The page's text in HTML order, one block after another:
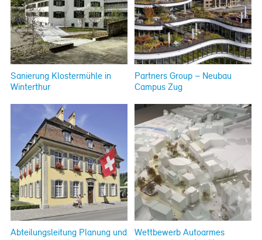
Sanierung Klostermühle in
Winterthur
Partners Group – Neubau
Campus Zug
Abteilungsleitung Planung und
Wettbewerb Autoarmes